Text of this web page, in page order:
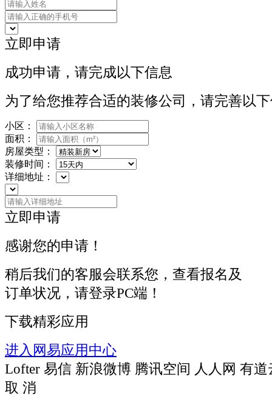
立即申请
成功申请，请完成以下信息
为了给您推荐合适的装修公司，请完善以
小区：
面积：
房屋类型：
装修时间：
详细地址：
立即申请
感谢您的申请！
稍后我们的客服会联系您，查看报名及
订单状况，请登录PC端！
下载精彩应用
进入网易应用中心
Lofter 易信 新浪微博 腾讯空间 人人网 有道
取 消